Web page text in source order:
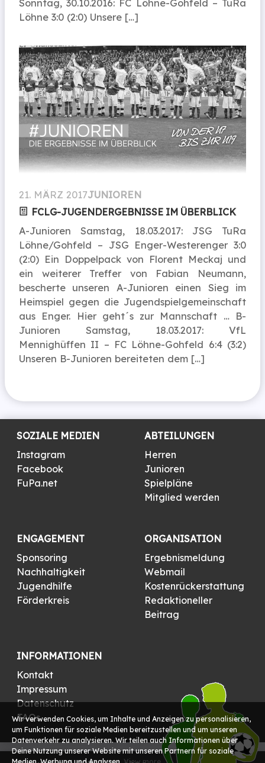
Sonntag, 30.10.2016: FC Löhne-Gohfeld – TuRa
Löhne 3:0 (2:0) Unsere […]
21. MÄRZ 2017JUNIOREN
FCLG-JUGENDERGEBNISSE IM ÜBERBLICK
A-Junioren Samstag, 18.03.2017: JSG TuRa
Löhne/Gohfeld – JSG Enger-Westerenger 3:0
(2:0) Ein Doppelpack von Florent Meckaj und
ein weiterer Treffer von Fabian Neumann,
bescherte unseren A-Junioren einen Sieg im
Heimspiel gegen die Jugendspielgemeinschaft
aus Enger. Hier geht´s zur Mannschaft … B-
Junioren Samstag, 18.03.2017: VfL
Mennighüffen II – FC Löhne-Gohfeld 6:4 (3:2)
Unseren B-Junioren bereiteten dem […]
SOZIALE MEDIEN
Instagram
Facebook
FuPa.net
ABTEILUNGEN
Herren
Junioren
Spielpläne
Mitglied werden
ENGAGEMENT
Sponsoring
Nachhaltigkeit
Jugendhilfe
Förderkreis
ORGANISATION
Ergebnismeldung
Webmail
Kostenrückerstattung
Redaktioneller
Beitrag
INFORMATIONEN
Kontakt
Impressum
Datenschutz
FAQs
Wir verwenden Cookies, um Inhalte und Anzeigen zu personalisieren,
um Funktionen für soziale Medien bereitzustellen und um unseren
Datenverkehr zu analysieren. Wir teilen auch Informationen über
Deine Nutzung unserer Website mit unseren Partnern für soziale